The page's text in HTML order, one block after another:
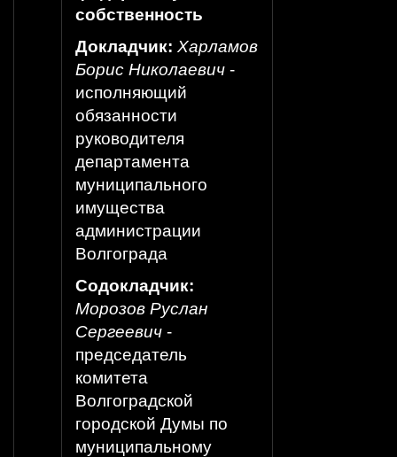
собственность
Докладчик: Харламов
Борис Николаевич -
исполняющий
обязанности
руководителя
департамента
муниципального
имущества
администрации
Волгограда
Содокладчик:
Морозов Руслан
Сергеевич -
председатель
комитета
Волгоградской
городской Думы по
муниципальному